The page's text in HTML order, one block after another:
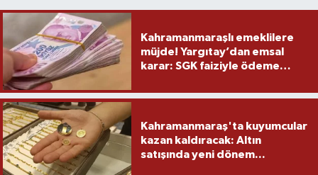
Kahramanmaraşlı emeklilere
müjde! Yargıtay’dan emsal
karar: SGK faiziyle ödeme
Kahramanmaraş'ta kuyumcular
kazan kaldıracak: Altın
satışında yeni dönem...